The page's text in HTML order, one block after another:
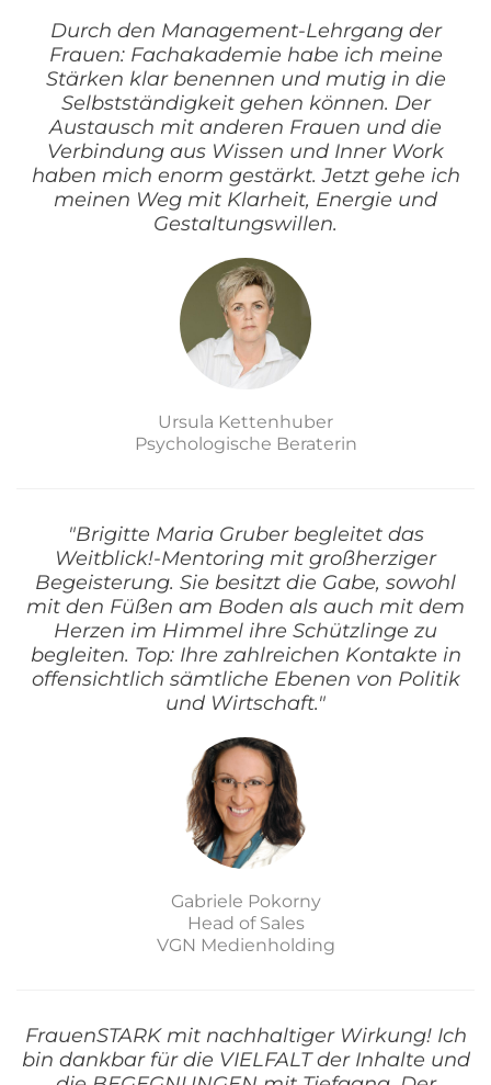
Durch den Management-Lehrgang der
Frauen: Fachakademie habe ich meine
Stärken klar benennen und mutig in die
Selbstständigkeit gehen können. Der
Austausch mit anderen Frauen und die
Verbindung aus Wissen und Inner Work
haben mich enorm gestärkt. Jetzt gehe ich
meinen Weg mit Klarheit, Energie und
Gestaltungswillen.
Ursula Kettenhuber
Psychologische Beraterin
"Brigitte Maria Gruber begleitet das
Weitblick!-Mentoring mit großherziger
Begeisterung. Sie besitzt die Gabe, sowohl
mit den Füßen am Boden als auch mit dem
Herzen im Himmel ihre Schützlinge zu
begleiten. Top: Ihre zahlreichen Kontakte in
offensichtlich sämtliche Ebenen von Politik
und Wirtschaft."
Gabriele Pokorny
Head of Sales
VGN Medienholding
FrauenSTARK mit nachhaltiger Wirkung! Ich
bin dankbar für die VIELFALT der Inhalte und